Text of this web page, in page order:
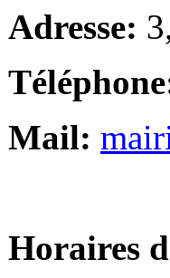
Adresse:
Mail:
Horaires